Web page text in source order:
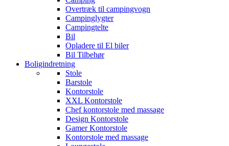
Overtræk til campingvogn
Campinglygter
Campingtelte
Bil
Opladere til El biler
Bil Tilbehør
Boligindretning
Stole
Barstole
Kontorstole
XXL Kontorstole
Chef kontorstole med massage
Design Kontorstole
Gamer Kontorstole
Kontorstole med massage